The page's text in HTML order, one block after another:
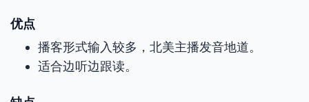
优点
播客形式输入较多，北美主播发音地道。
适合边听边跟读。